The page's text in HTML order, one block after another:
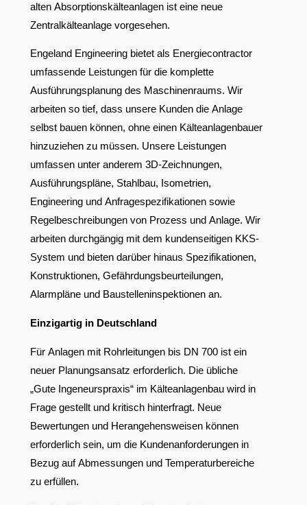
alten Absorptionskälteanlagen ist eine neue
Zentralkälteanlage vorgesehen.
Engeland Engineering bietet als Energiecontractor
umfassende Leistungen für die komplette
Ausführungsplanung des Maschinenraums. Wir
arbeiten so tief, dass unsere Kunden die Anlage
selbst bauen können, ohne einen Kälteanlagenbauer
hinzuziehen zu müssen. Unsere Leistungen
umfassen unter anderem 3D-Zeichnungen,
Ausführungspläne, Stahlbau, Isometrien,
Engineering und Anfragespezifikationen sowie
Regelbeschreibungen von Prozess und Anlage. Wir
arbeiten durchgängig mit dem kundenseitigen KKS-
System und bieten darüber hinaus Spezifikationen,
Konstruktionen, Gefährdungsbeurteilungen,
Alarmpläne und Baustelleninspektionen an.
Einzigartig in Deutschland
Für Anlagen mit Rohrleitungen bis DN 700 ist ein
neuer Planungsansatz erforderlich. Die übliche
„Gute Ingeneurspraxis“ im Kälteanlagenbau wird in
Frage gestellt und kritisch hinterfragt. Neue
Bewertungen und Herangehensweisen können
erforderlich sein, um die Kundenanforderungen in
Bezug auf Abmessungen und Temperaturbereiche
zu erfüllen.